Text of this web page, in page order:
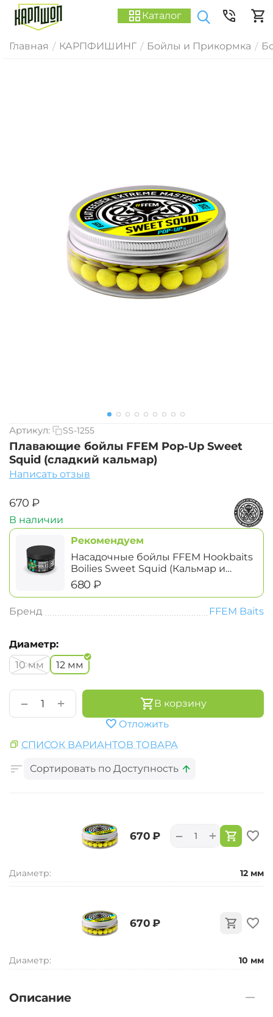
Каталог
Главная / КАРПФИШИНГ / Бойлы и Прикормка /
Артикул: SS-1255
Плавающие бойлы FFEM Pop-Up Sweet
Squid (сладкий кальмар)
Написать отзыв
‍670‍ ₽
В наличии
Рекомендуем
Насадочные бойлы FFEM Hookbaits
Boilies Sweet Squid (Кальмар и
Сладкие Фрукты)
‍680‍ ₽
Бренд FFEM Baits
Диаметр:
10 мм
12 мм
+
−
В корзину
Отложить
СПИСОК ВАРИАНТОВ ТОВАРА
Сортировать по Доступность
‍670‍ ₽ +
−
Диаметр: 12 мм
‍670‍ ₽
Диаметр: 10 мм
Описание